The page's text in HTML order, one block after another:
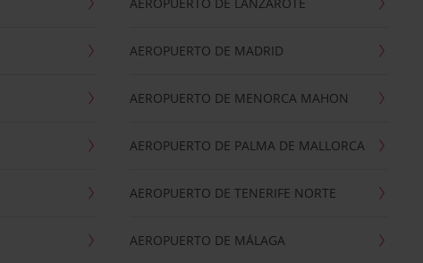
AEROPUERTO DE MADRID
AEROPUERTO DE MENORCA MAHON
AEROPUERTO DE PALMA DE MALLORCA
AEROPUERTO DE TENERIFE NORTE
AEROPUERTO DE MÁLAGA